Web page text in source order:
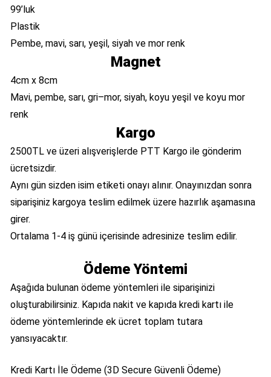
99’luk
Plastik
Pembe, mavi, sarı, yeşil, siyah ve mor renk
Magnet
4cm x 8cm
Mavi, pembe, sarı, gri–mor, siyah, koyu yeşil ve koyu mor
renk
Kargo
2500TL ve üzeri alışverişlerde PTT Kargo ile gönderim
ücretsizdir.
Aynı gün sizden isim etiketi onayı alınır. Onayınızdan sonra
siparişiniz kargoya teslim edilmek üzere hazırlık aşamasına
girer.
Ortalama 1-4 iş günü içerisinde adresinize teslim edilir.
Ödeme Yöntemi
Aşağıda bulunan ödeme yöntemleri ile siparişinizi
oluşturabilirsiniz. Kapıda nakit ve kapıda kredi kartı ile
ödeme yöntemlerinde ek ücret toplam tutara
yansıyacaktır.
Kredi Kartı İle Ödeme (3D Secure Güvenli Ödeme)